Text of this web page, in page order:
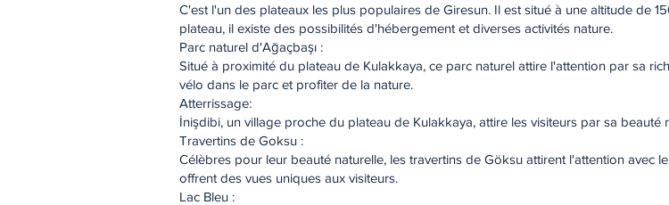
C'est l'un des plateaux les plus populaires de Giresun. Il est situé à une altitude de
plateau, il existe des possibilités d'hébergement et diverses activités nature.
Parc naturel d'Ağaçbaşı :
Situé à proximité du plateau de Kulakkaya, ce parc naturel attire l'attention par sa
vélo dans le parc et profiter de la nature.
Atterrissage:
İnişdibi, un village proche du plateau de Kulakkaya, attire les visiteurs par sa beauté
Travertins de Goksu :
Célèbres pour leur beauté naturelle, les travertins de Göksu attirent l'attention avec
offrent des vues uniques aux visiteurs.
Lac Bleu :